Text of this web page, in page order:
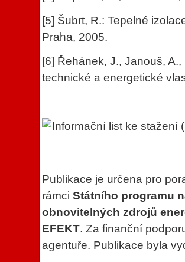
[5] Šubrt, R.: Tepelné
Praha, 2005.
[6] Řehánek, J., Janouš,
technické a energetické
Informační list ke stažení
Publikace je určena pro
rámciStátního programu
obnovitelných zdrojů
EFEKT. Za finanční
agentuře. Publikace byla